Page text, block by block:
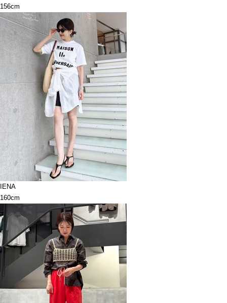
156cm
IENA
160cm